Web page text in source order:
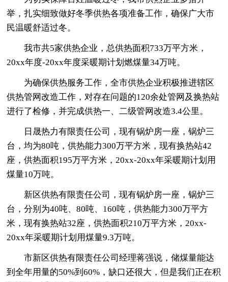
举，扎实细致做好冬季供热各项准备工作，确保广大市
民温暖舒适过冬。
我市共5家供热企业，总供热面积733万平方米，
20xx年度-20xx年度采暖期计划燃煤量34万吨。
为确保供热服务工作，全市供热企业积极推进辖区
供热管网改造工作，对存在问题的120余处管网及换热站
进行了检修，并完成供热一、二级管网改造3.4公里。
日晟热力有限责任公司，现有锅炉房一座，锅炉三
台，均为80吨，供热能力300万平方米，现有换热站42
座，供热面积195万平方米，20xx-20xx年采暖期计划用
煤量10万吨。
新区供热有限责任公司，现有锅炉房一座，锅炉三
台，分别为40吨、80吨、160吨，供热能力300万平方
米，现有换热站32座，供热面积210万平方米，20xx-
20xx年采暖期计划用煤量9.3万吨。
市新区供热有限责任公司经理蒋强说，储煤量能达
到全年用量的50%到60%，缺口还很大，但是我们正在积